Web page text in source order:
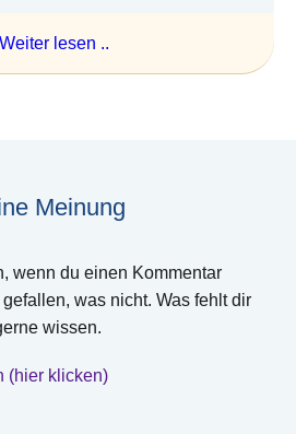
Weiter lesen ..
Meinung
wenn du einen Kommentar
was nicht. Was fehlt dir
wissen.
(hier klicken)